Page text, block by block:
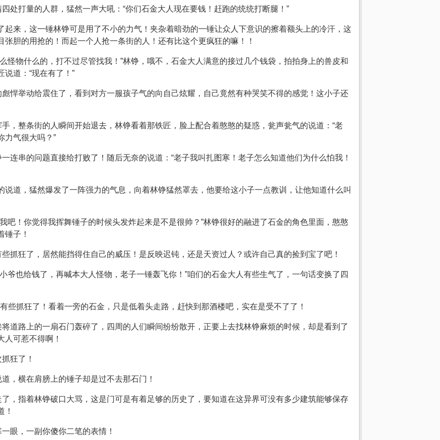
处打量的人群，猛然一声大吼：“你们石金大人现在要钱！赶跑的统统打断腿！”
起来，这一锤林铮可是用了不小的力气！夹杂着暗劲的一锤让众人下意识的擦着额头上的冷汗，这
胆的用抢的！而起一个人抢一条街的人！还有比这个更疯狂的嘛！！
怪物什么的，打不过尽管找我！”林铮，哦不，石金大人满意的接过几个钱袋，拍拍身上的兽皮和
道：“现在有了！”
彪悍举动给震住了，看到对方一服孩子气的向自己炫耀，自己竟然有种哭笑不得的感觉！这小子还
，整条街的人瞬间开始退去，林铮看着那铁匠，脸上配合着憨憨的疑惑，瓮声瓮气的说道：“老
力气很大吗？”
连串的问题直接给打败了！随后无奈的说道：“老子我叫扎图寒！老子怎么知道他们为什么怕我！
道，猛然爆发了一阵强力的气息，向着林铮猛然罩去，他要给这小子一点教训，让他知道什么叫
吧！你觉得我挥舞锤子的时候头发炸起来是不是很帅？”林铮很好的融进了石金的角色里面，憨憨
锤子！
抓狂了，居然能挡得住自己的威压！是反映迟钝，还是天资过人？或许自己真的捡到宝了吧！
爷也给钱了，再喊本大人怪物，老子一锤轰飞你！”咱们的石金大人有些生气了，一句话变换了四
些抓狂了！看着一旁的石金，只是低着头走路，赶快到那酒楼吧，实在是受不了了！
道路上的一扇石门轰碎了，四周的人们瞬间纷纷散开，正要上去找林铮麻烦的时候，却是看到了
可惹不得啊！
狂了！
，横在肩膀上的锤子却是过不去那石门！
了，指着林铮破口大骂，这是门可是有着足够的历史了，要知道在这异界可没有多少建筑能够保存
！
眼，一副你傻你二笔的表情！